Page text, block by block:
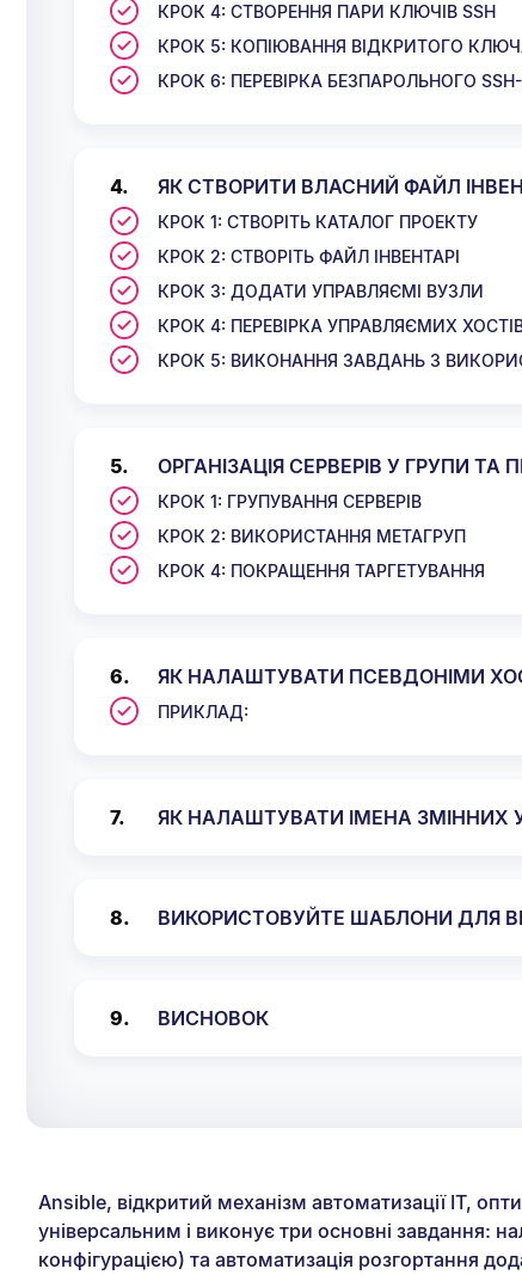
КРОК 4: СТВОРЕННЯ ПАРИ КЛЮЧІВ SSH
КРОК 5: КОПІЮВАННЯ ВІДКРИТОГО
КРОК 6: ПЕРЕВІРКА БЕЗПАРОЛЬНОГО
ЯК СТВОРИТИ ВЛАСНИЙ ФАЙЛ
КРОК 1: СТВОРІТЬ КАТАЛОГ ПРОЕКТУ
КРОК 2: СТВОРІТЬ ФАЙЛ ІНВЕНТАРІ
КРОК 3: ДОДАТИ УПРАВЛЯЄМІ ВУЗЛИ
КРОК 4: ПЕРЕВІРКА УПРАВЛЯЄМИХ
КРОК 5: ВИКОНАННЯ ЗАВДАНЬ З
ОРГАНІЗАЦІЯ СЕРВЕРІВ У ГРУПИ ТА
КРОК 1: ГРУПУВАННЯ СЕРВЕРІВ
КРОК 2: ВИКОРИСТАННЯ МЕТАГРУП
КРОК 4: ПОКРАЩЕННЯ ТАРГЕТУВАННЯ
ЯК НАЛАШТУВАТИ ПСЕВДОНІМИ
ПРИКЛАД:
ЯК НАЛАШТУВАТИ ІМЕНА ЗМІННИХ У
ВИКОРИСТОВУЙТЕ ШАБЛОНИ ДЛЯ
ВИСНОВОК
Ansible, відкритий механізм автоматизації ІТ,
універсальним і виконує три основні завдання:
конфігурацією) та автоматизація розгортання